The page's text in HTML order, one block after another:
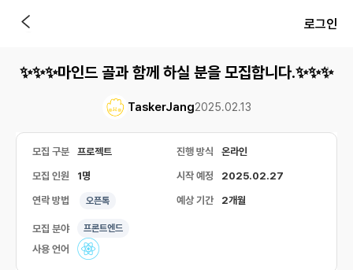
로그인
✨✨✨마인드 골과 함께 하실 분을 모집합니다.✨✨✨
TaskerJang2025.02.13
모집 구분 프로젝트 진행 방식 온라인
모집 인원 1명 시작 예정 2025.02.27
연락 방법 오픈톡 예상 기간 2개월
모집 분야 프론트엔드
사용 언어